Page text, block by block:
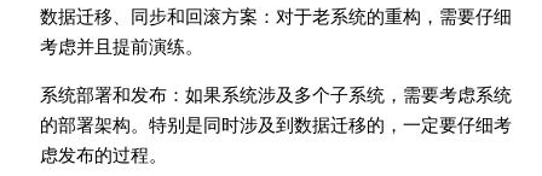
数据迁移、同步和回滚方案：对于老系统的重构，需要仔细
考虑并且提前演练。
系统部署和发布：如果系统涉及多个子系统，需要考虑系统
的部署架构。特别是同时涉及到数据迁移的，一定要仔细考
虑发布的过程。